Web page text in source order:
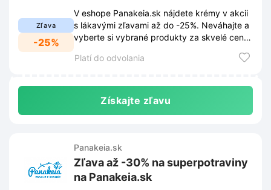
Zľava
-25%
V eshope Panakeia.sk nájdete krémy v akcii
s lákavými zľavami až do -25%. Neváhajte a
vyberte si vybrané produkty za skvelé ceny,
Platí do odvolania
Získajte zľavu
Panakeia.sk
Zľava až -30% na superpotraviny
na Panakeia.sk